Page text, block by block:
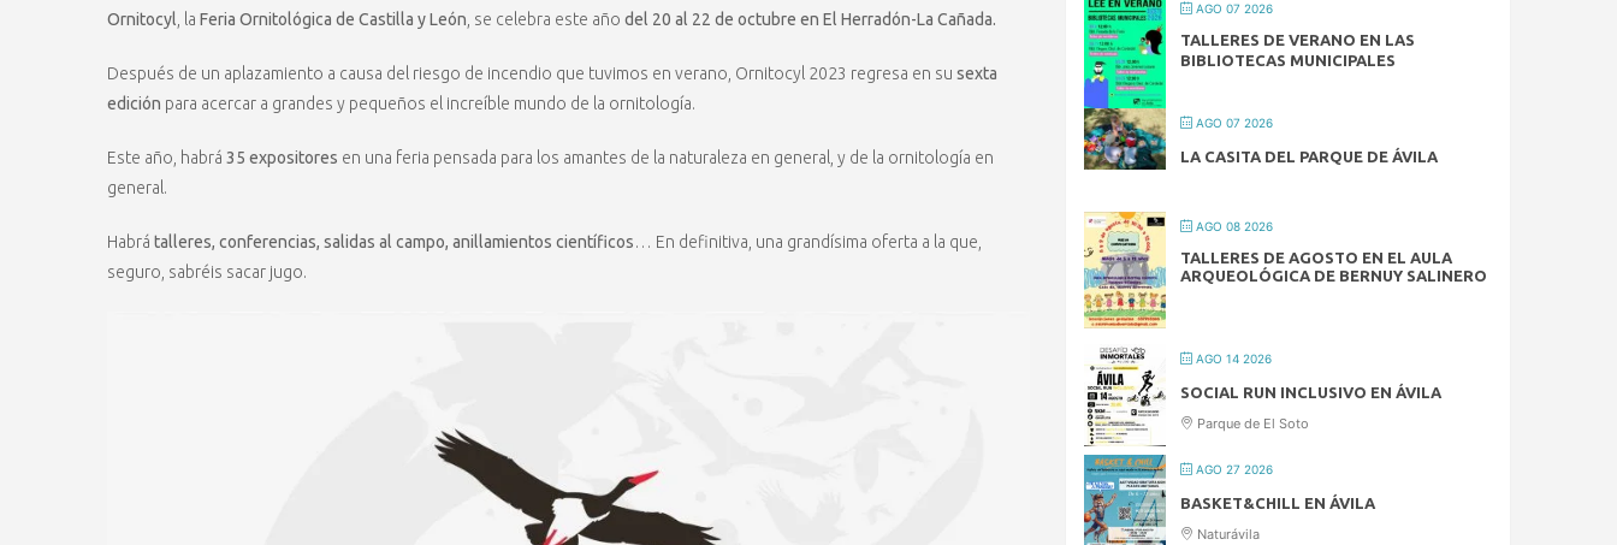
Ornitocyl , la Feria Ornitológica de Castilla y León , se celebra este año del 20 al 22 de octubre en El Herradón-La Cañada.
Después de un aplazamiento a causa del riesgo de incendio que tuvimos en verano, Ornitocyl 2023 regresa en su sexta
edición para acercar a grandes y pequeños el increíble mundo de la ornitología.
Este año, habrá 35 expositores en una feria pensada para los amantes de la naturaleza en general, y de la ornitología en
general.
Habrá talleres, conferencias, salidas al campo, anillamientos científicos… En definitiva, una grandísima oferta a la que,
seguro, sabréis sacar jugo.
AGO 07 2026
TALLERES DE VERANO EN LAS
BIBLIOTECAS MUNICIPALES
AGO 07 2026
LA CASITA DEL PARQUE DE ÁVILA
AGO 08 2026
TALLERES DE AGOSTO EN EL AULA
ARQUEOLÓGICA DE BERNUY SALINERO
AGO 14 2026
SOCIAL RUN INCLUSIVO EN ÁVILA
Parque de El Soto
AGO 27 2026
BASKET&CHILL EN ÁVILA
Naturávila